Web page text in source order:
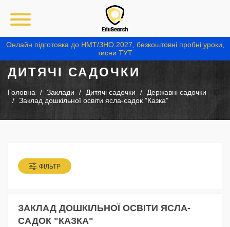
Онлайн підготовка до НМТ/ЗНО 2027, безкоштовні пробні уроки,
тисни ТУТ
ДИТЯЧІ САДОЧКИ
Головна Заклади Дитячі садочки
Державні садочки
Заклад дошкільної освіти ясла-садок "Казка"
ФІЛЬТР
ЗАКЛАД ДОШКІЛЬНОЇ ОСВІТИ ЯСЛА-
САДОК "КАЗКА"